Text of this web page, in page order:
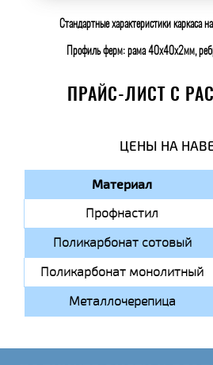
Стандартные характеристики каркаса
Профиль ферм: рама 40х40х2мм,
ПРАЙС-ЛИСТ С
ЦЕНЫ НА
Материал
Профнастил
Поликарбонат сотовый
Поликарбонат монолитный
Металлочерепица